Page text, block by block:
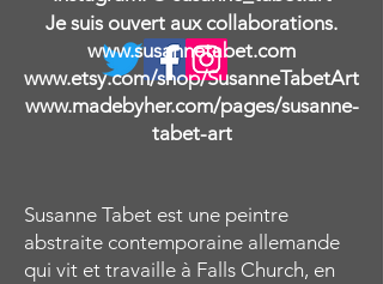
Je suis ouvert aux collaborations.
www.susannetabet.com
www.etsy.com/shop/SusanneTabetArt
www.madebyher.com/pages/susanne-
tabet-art
Susanne Tabet est une peintre
abstraite contemporaine allemande
qui vit et travaille à Falls Church, en